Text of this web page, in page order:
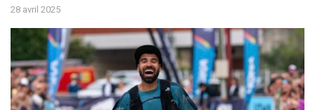
28 avril 2025